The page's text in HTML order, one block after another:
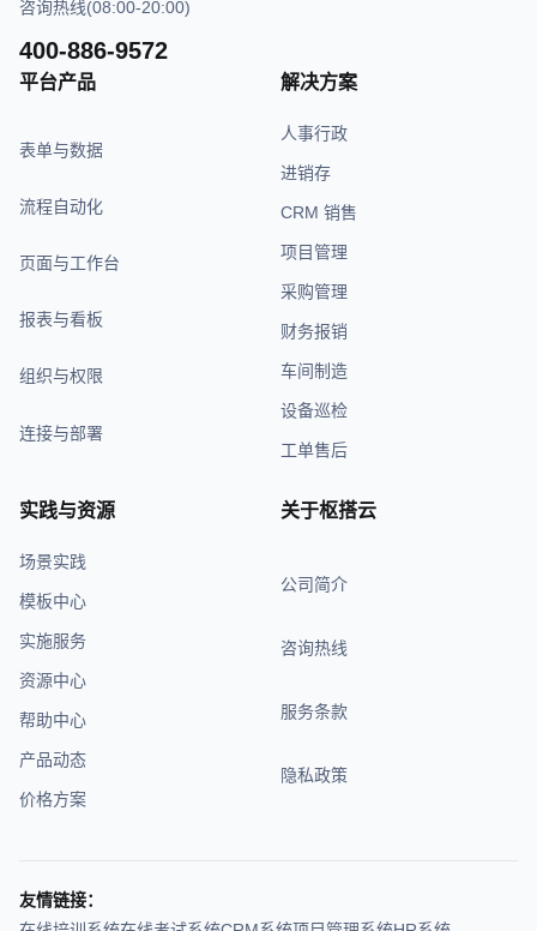
咨询热线(08:00-20:00)
400-886-9572
平台产品
表单与数据
流程自动化
页面与工作台
报表与看板
组织与权限
连接与部署
解决方案
人事行政
进销存
CRM 销售
项目管理
采购管理
财务报销
车间制造
设备巡检
工单售后
实践与资源
场景实践
模板中心
实施服务
资源中心
帮助中心
产品动态
价格方案
关于枢搭云
公司简介
咨询热线
服务条款
隐私政策
友情链接：